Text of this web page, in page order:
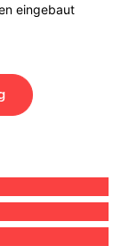
eingebaut